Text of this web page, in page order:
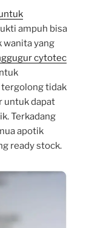
ampuh bisa
wanita yang
cytotec
tidak
untuk dapat
Terkadang
apotik
ready stock.